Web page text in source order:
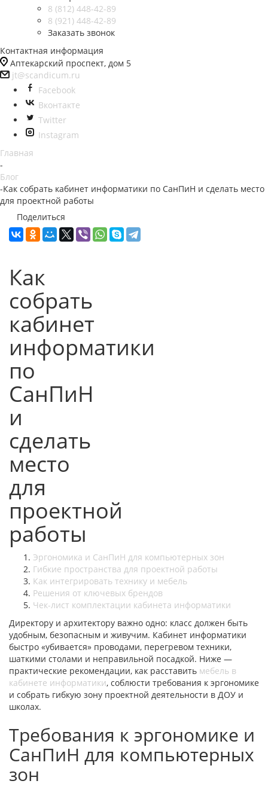
8 (812) 448-42-89
8 (921) 448-42-89
Заказать звонок
Контактная информация
Аптекарский проспект, дом 5
jt@scandicum.ru
Facebook
Вконтакте
Twitter
Instagram
Главная
-
Блог
-Как собрать кабинет информатики по СанПиН и сделать место
для проектной работы
Поделиться
Как
собрать
кабинет
информатики
по
СанПиН
и
сделать
место
для
проектной
работы
Эргономика и СанПиН для компьютерных зон
Гибкие пространства для проектной работы
Как интегрировать технику и мебель
Решения от ключевых брендов
Чек-лист комплектации кабинета информатики
Директору и архитектору важно одно: класс должен быть
удобным, безопасным и живучим. Кабинет информатики
быстро «убивается» проводами, перегревом техники,
шаткими столами и неправильной посадкой. Ниже —
практические рекомендации, как расставить мебель в
кабинете информатики, соблюсти требования к эргономике
и собрать гибкую зону проектной деятельности в ДОУ и
школах.
Требования к эргономике и
СанПиН для компьютерных
зон